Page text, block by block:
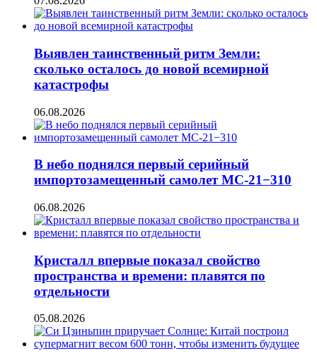
Выявлен таинственный ритм Земли:
сколько осталось до новой всемирной
катастрофы
06.08.2026
В небо поднялся первый серийный
импортозамещенный самолет МС-21−310
06.08.2026
Кристалл впервые показал свойство
пространства и времени: плавятся по
отдельности
05.08.2026